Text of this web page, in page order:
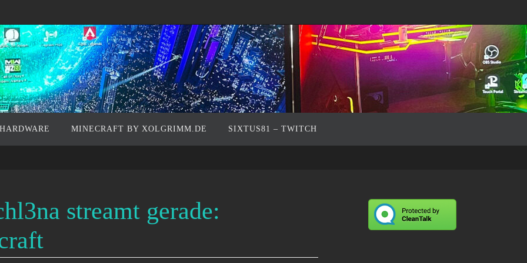
MINECRAFT BY XOLGRIMM.DE SIXTUS81 – TWITCH
streamt gerade: